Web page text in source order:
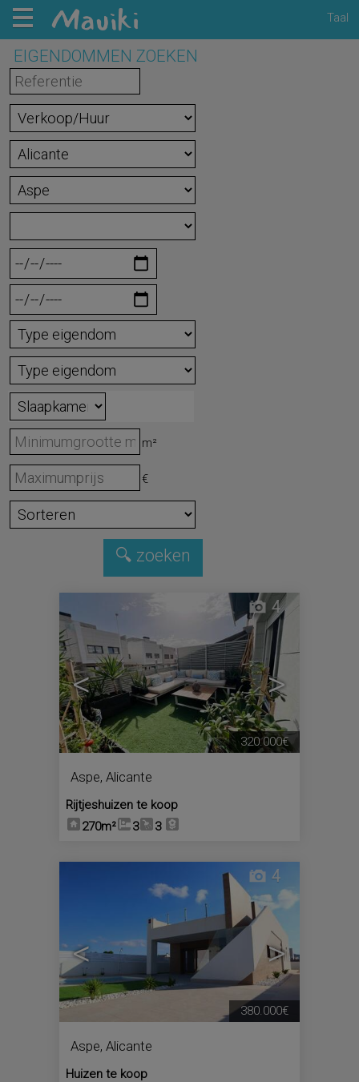
Taal
EIGENDOMMEN ZOEKEN
m²
€
< >
4
Aspe, Alicante
Rijtjeshuizen te koop
270m²
3 3
320.000€
< >
4
Aspe, Alicante
Huizen te koop
380.000€